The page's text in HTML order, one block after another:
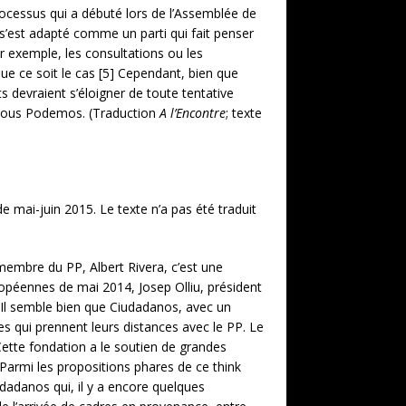
qui a débuté lors de l’Assemblée de
adapté comme un parti qui fait penser
les consultations ou les
ce soit le cas [5] Cependant, bien que
devraient s’éloigner de toute tentative
Podemos. (TraductionA l’Encontre; texte
mai-juin 2015. Le texte n’a pas été traduit
du PP, Albert Rivera, c’est une
de mai 2014, Josep Olliu, président
semble bien que Ciudadanos, avec un
qui prennent leurs distances avec le PP. Le
fondation a le soutien de grandes
les propositions phares de ce think
qui, il y a encore quelques